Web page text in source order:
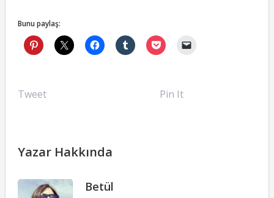
Bunu paylaş:
Tweet Pin It
Yazar Hakkında
Betül